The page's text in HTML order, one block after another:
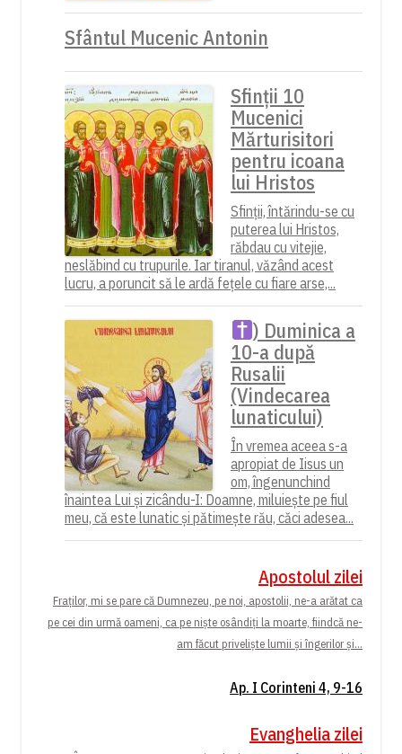
Sfântul Mucenic Antonin
Sfinții 10
Mucenici
Mărturisitori
pentru icoana
lui Hristos
Sfinții, întărindu-se cu
puterea lui Hristos,
răbdau cu vitejie,
neslăbind cu trupurile. Iar tiranul, văzând acest
lucru, a poruncit să le ardă fețele cu fiare arse,...
) Duminica a
10-a după
Rusalii
(Vindecarea
lunaticului)
În vremea aceea s-a
apropiat de Iisus un
om, îngenunchind
înaintea Lui și zicându-I: Doamne, miluiește pe fiul
meu, că este lunatic și pătimește rău, căci adesea...
Apostolul zilei
Fraților, mi se pare că Dumnezeu, pe noi, apostolii, ne-a arătat ca
pe cei din urmă oameni, ca pe niște osândiți la moarte, fiindcă ne-
am făcut priveliște lumii și îngerilor și...
Ap. I Corinteni 4, 9-16
Evanghelia zilei